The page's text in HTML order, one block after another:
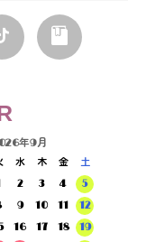
年9月
水 木 金
土
2 3 4
5
9 10 11
12
16 17 18
19